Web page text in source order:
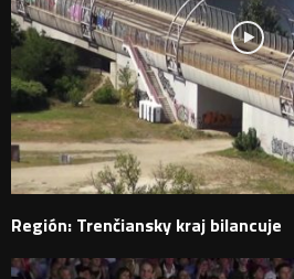
Región: Trenčiansky kraj bilancuje